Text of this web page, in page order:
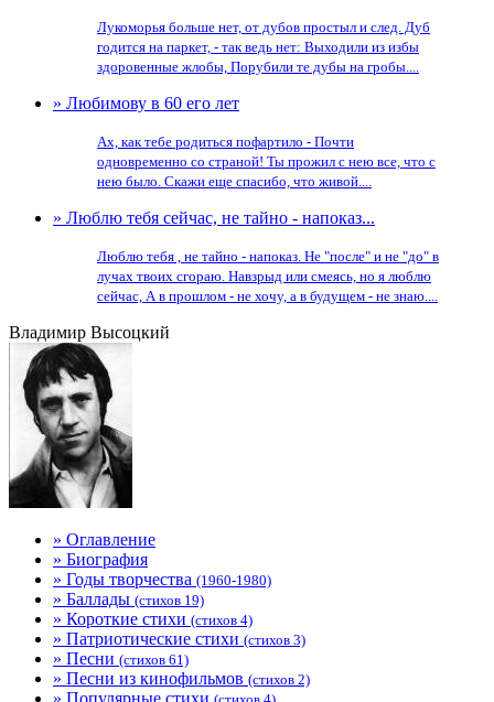
Лукоморья больше нет, от дубов простыл и след. Дуб
годится на паркет, - так ведь нет: Выходили из избы
здоровенные жлобы, Порубили те дубы на гробы....
» Любимову в 60 его лет
Ах, как тебе родиться пофартило - Почти
одновременно со страной! Ты прожил с нею все, что с
нею было. Скажи еще спасибо, что живой....
» Люблю тебя сейчас, не тайно - напоказ...
Люблю тебя , не тайно - напоказ. Не "после" и не "до" в
лучах твоих сгораю. Навзрыд или смеясь, но я люблю
сейчас, А в прошлом - не хочу, а в будущем - не знаю....
Владимир Высоцкий
» Оглавление
» Биография
» Годы творчества (1960-1980)
» Баллады (стихов 19)
» Короткие стихи (стихов 4)
» Патриотические стихи (стихов 3)
» Песни (стихов 61)
» Песни из кинофильмов (стихов 2)
» Популярные стихи